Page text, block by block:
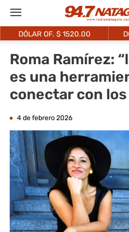
DÓLAR OF. $ 1520.00
Roma Ramírez:
es una
conectar con los
4 de febrero 2026